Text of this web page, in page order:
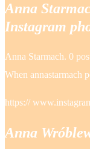
Anna
Instagram
Anna Starmach. 0
When annastarmach
https://
Anna